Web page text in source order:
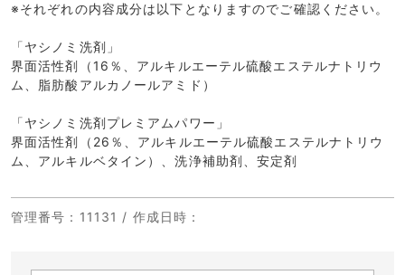
※それぞれの内容成分は以下となりますのでご確認ください。
「ヤシノミ洗剤」
界面活性剤（16％、アルキルエーテル硫酸エステルナトリウ
ム、脂肪酸アルカノールアミド）
「ヤシノミ洗剤プレミアムパワー」
界面活性剤（26％、アルキルエーテル硫酸エステルナトリウ
ム、アルキルベタイン）、洗浄補助剤、安定剤
管理番号 ：11131 / 作成日時 ：